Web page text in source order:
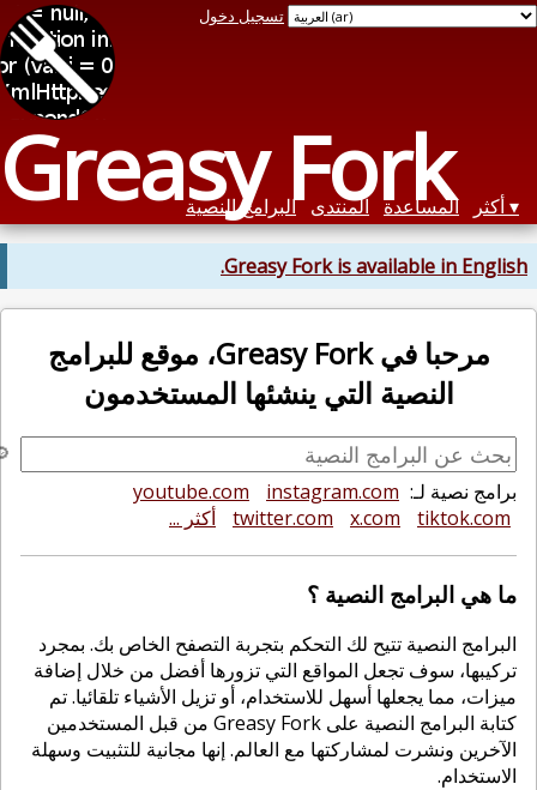
Greasy Fork
تسجيل دخول
البرامج النصية المنتدى المساعدة أكثر
Greasy Fork is available in
مرحبا في Greasy Fork، موقع للبرامج
النصية التي ينشئها المستخدمون
برامج نصية لـ: youtube.com
instagram.com
twitter.com
x.com tiktok.com أكثر ...
ما هي البرامج النصية ؟
البرامج النصية تتيح لك التحكم بتجربة التصفح الخاص بك. بمجرد
تركيبها، سوف تجعل المواقع التي تزورها أفضل من خلال إضافة
ميزات، مما يجعلها أسهل للاستخدام، أو تزيل الأشياء تلقائيا. تم
كتابة البرامج النصية على Greasy Fork من قبل المستخدمين
الآخرين ونشرت لمشاركتها مع العالم. إنها مجانية للتثبيت وسهلة
الاستخدام.